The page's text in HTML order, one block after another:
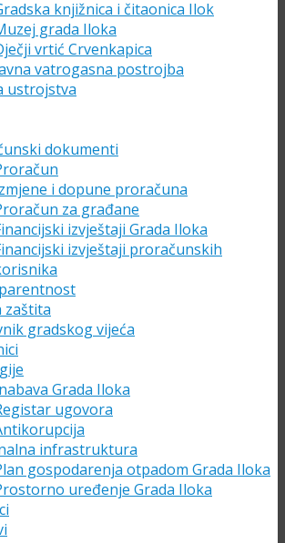
knjižnica i čitaonica Ilok
grada Iloka
vrtić Crvenkapica
vatrogasna postrojba
ustrojstva
dokumenti
i dopune proračuna
za građane
izvještaji Grada Iloka
izvještaji proračunskih
zaštita
gradskog vijeća
Grada Iloka
ugovora
infrastruktura
gospodarenja otpadom Grada Iloka
uređenje Grada Iloka